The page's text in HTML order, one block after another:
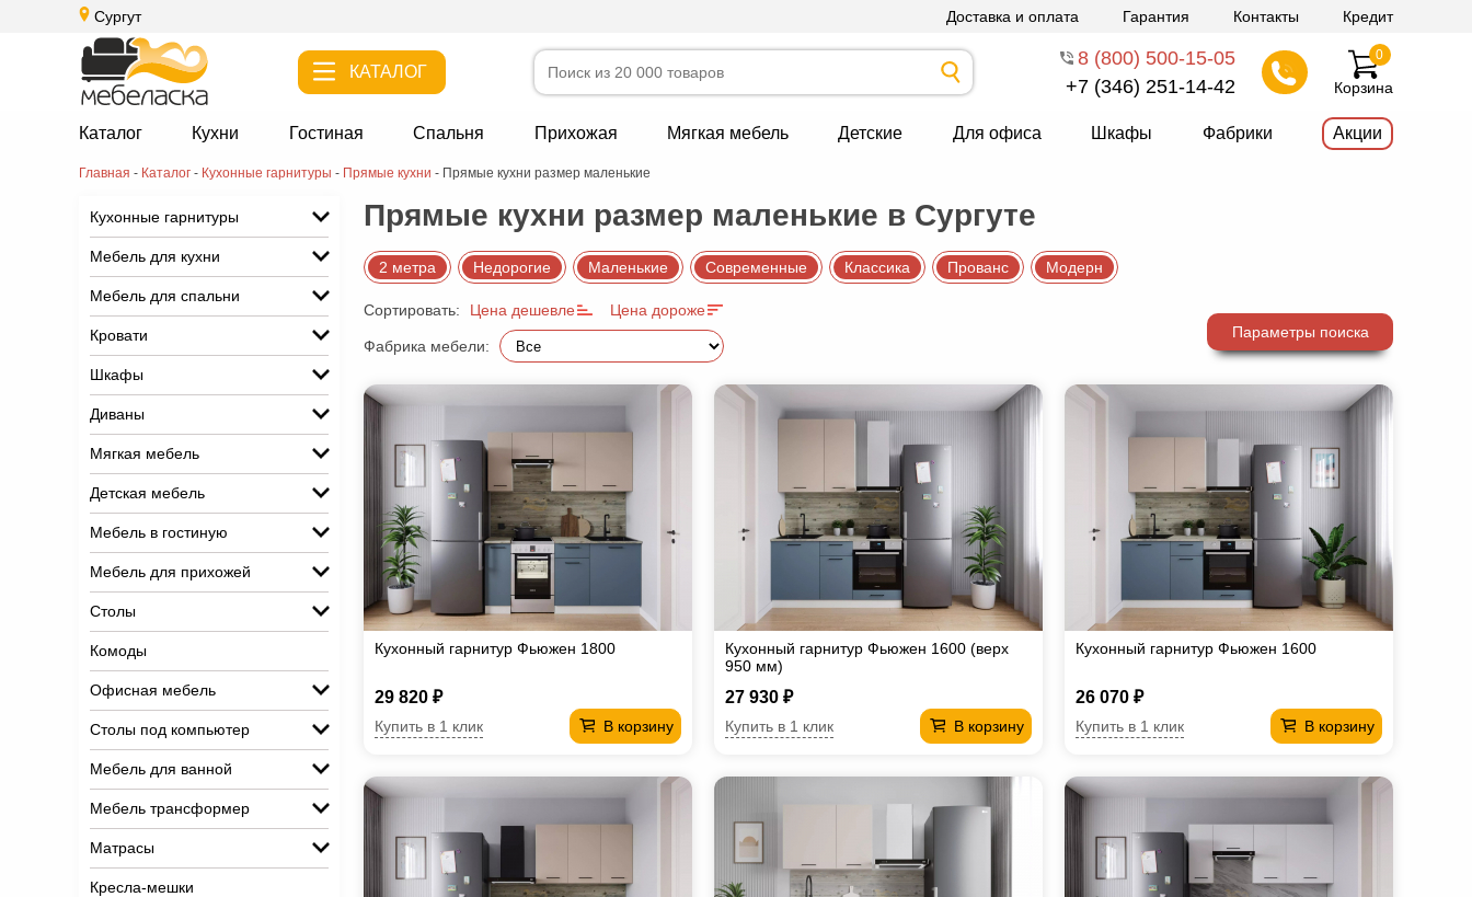
Сургут Доставка и оплата Гарантия Контакты Кредит
КАТАЛОГ
8 (800) 500-15-05
+7 (346) 251-14-42
Корзина
0
Каталог Кухни Гостиная Спальня Прихожая Мягкая мебель Детские Для офиса Шкафы Фабрики Акции
Главная - Каталог - Кухонные гарнитуры - Прямые кухни - Прямые кухни размер маленькие
Кухонные гарнитуры
Мебель для кухни
Мебель для спальни
Кровати
Шкафы
Диваны
Мягкая мебель
Детская мебель
Мебель в гостиную
Мебель для прихожей
Столы
Комоды
Офисная мебель
Столы под компьютер
Мебель для ванной
Мебель трансформер
Матрасы
Кресла-мешки
Прямые кухни размер маленькие в Сургуте
2 метра Недорогие Маленькие Современные Классика Прованс Модерн
Сортировать: Цена дешевле Цена дороже
Фабрика мебели:
Параметры поиска
Кухонный гарнитур Фьюжен 1800
29 820 ₽
В корзину
Купить в 1 клик
Кухонный гарнитур Фьюжен 1600 (верх
950 мм)
27 930 ₽
В корзину
Купить в 1 клик
Кухонный гарнитур Фьюжен 1600
26 070 ₽
В корзину
Купить в 1 клик